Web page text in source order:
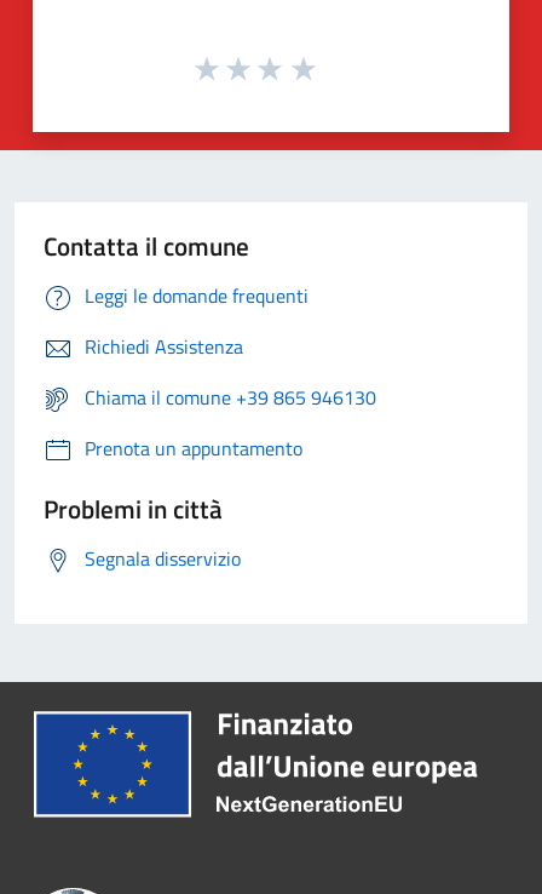
Contatta il comune
Leggi le domande frequenti
Richiedi Assistenza
Chiama il comune +39 865 946130
Prenota un appuntamento
Problemi in città
Segnala disservizio